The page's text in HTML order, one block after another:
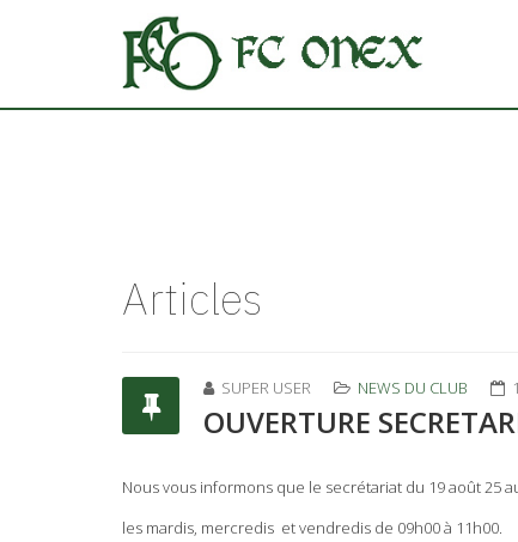
Articles
SUPER USER NEWS DU CLUB
OUVERTURE
Nous vous informons que le secrétariat du 19 août 25
les mardis, mercredis et vendredis de 09h00 à 11h00.